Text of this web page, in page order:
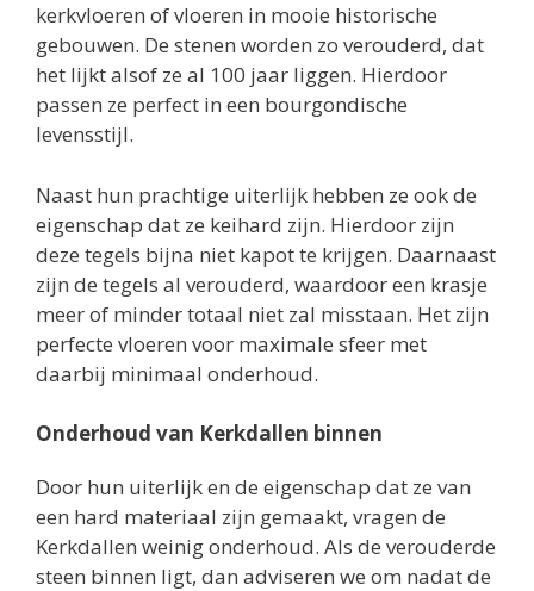
kerkvloeren of vloeren in mooie historische
gebouwen. De stenen worden zo verouderd, dat
het lijkt alsof ze al 100 jaar liggen. Hierdoor
passen ze perfect in een bourgondische
levensstijl.
Naast hun prachtige uiterlijk hebben ze ook de
eigenschap dat ze keihard zijn. Hierdoor zijn
deze tegels bijna niet kapot te krijgen. Daarnaast
zijn de tegels al verouderd, waardoor een krasje
meer of minder totaal niet zal misstaan. Het zijn
perfecte vloeren voor maximale sfeer met
daarbij minimaal onderhoud.
Onderhoud van Kerkdallen binnen
Door hun uiterlijk en de eigenschap dat ze van
een hard materiaal zijn gemaakt, vragen de
Kerkdallen weinig onderhoud. Als de verouderde
steen binnen ligt, dan adviseren we om nadat de